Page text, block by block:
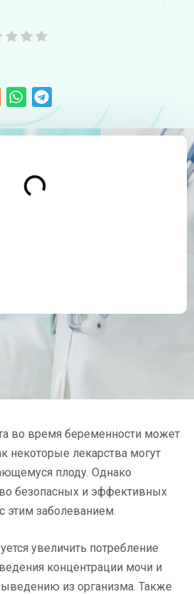
во время беременности может
некоторые лекарства могут
плоду. Однако
безопасных и эффективных
этим заболеванием.
увеличить потребление
концентрации мочи и
из организма. Также